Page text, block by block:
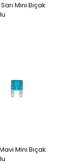
Mini Bıçak
Mini Bıçak